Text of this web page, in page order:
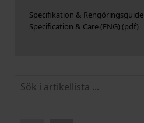
Specifikation & Rengöringsguide
Specification & Care (ENG)